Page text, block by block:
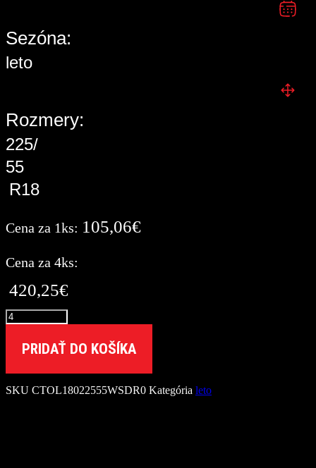
Sezóna:
leto
Rozmery:
225/
55
R18
Cena za 1ks: 105,06€
Cena za 4ks:
420,25€
množstvo
CEAT
R18
W
PRIDAŤ DO KOŠÍKA
SKU CTOL18022555WSDR0 Kategória leto